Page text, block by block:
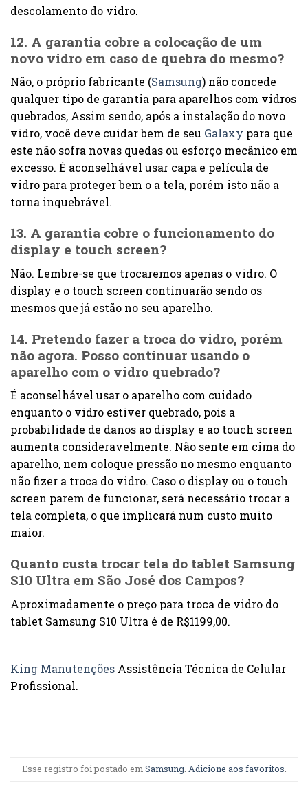
descolamento do vidro.
12. A garantia cobre a colocação de um
novo vidro em caso de quebra do mesmo?
Não, o próprio fabricante (Samsung) não concede
qualquer tipo de garantia para aparelhos com vidros
quebrados, Assim sendo, após a instalação do novo
vidro, você deve cuidar bem de seu Galaxy para que
este não sofra novas quedas ou esforço mecânico em
excesso. É aconselhável usar capa e película de
vidro para proteger bem o a tela, porém isto não a
torna inquebrável.
13. A garantia cobre o funcionamento do
display e touch screen?
Não. Lembre-se que trocaremos apenas o vidro. O
display e o touch screen continuarão sendo os
mesmos que já estão no seu aparelho.
14. Pretendo fazer a troca do vidro, porém
não agora. Posso continuar usando o
aparelho com o vidro quebrado?
É aconselhável usar o aparelho com cuidado
enquanto o vidro estiver quebrado, pois a
probabilidade de danos ao display e ao touch screen
aumenta consideravelmente. Não sente em cima do
aparelho, nem coloque pressão no mesmo enquanto
não fizer a troca do vidro. Caso o display ou o touch
screen parem de funcionar, será necessário trocar a
tela completa, o que implicará num custo muito
maior.
Quanto custa trocar tela do tablet Samsung
S10 Ultra em São José dos Campos?
Aproximadamente o preço para troca de vidro do
tablet Samsung S10 Ultra é de R$1199,00.
King Manutenções Assistência Técnica de Celular
Profissional.
Esse registro foi postado emSamsung. Adicione aos favoritos.